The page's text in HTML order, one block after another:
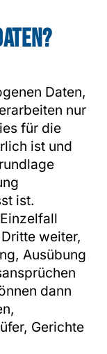
Daten,
nur
für die
ist und
ist.
weiter,
Ausübung
dann
Gerichte